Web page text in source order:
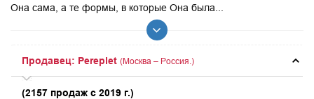
Она сама, а те формы, в которые Она была...
Продавец: Pereplet (Москва – Россия.)
(2157 продаж с 2019 г.)